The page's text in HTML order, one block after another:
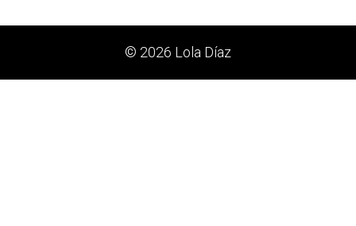
© 2026 Lola Díaz